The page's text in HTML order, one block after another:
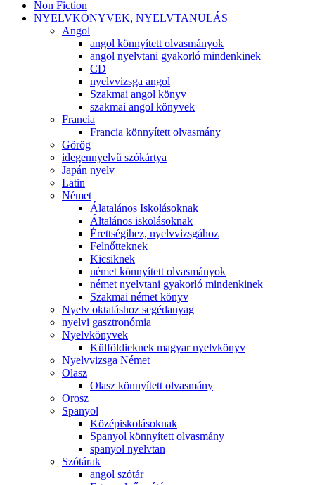
Non Fiction
NYELVKÖNYVEK, NYELVTANULÁS
Angol
angol könnyített olvasmányok
angol nyelvtani gyakorló mindenkinek
CD
nyelvvizsga angol
Szakmai angol könyv
szakmai angol könyvek
Francia
Francia könnyített olvasmány
Görög
idegennyelvű szókártya
Japán nyelv
Latin
Német
Álatalános Iskolásoknak
Általános iskolásoknak
Érettségihez, nyelvvizsgához
Felnőtteknek
Kicsiknek
német könnyített olvasmányok
német nyelvtani gyakorló mindenkinek
Szakmai német könyv
Nyelv oktatáshoz segédanyag
nyelvi gasztronómia
Nyelvkönyvek
Külföldieknek magyar nyelvkönyv
Nyelvvizsga Német
Olasz
Olasz könnyített olvasmány
Orosz
Spanyol
Középiskolásoknak
Spanyol könnyített olvasmány
spanyol nyelvtan
Szótárak
angol szótár